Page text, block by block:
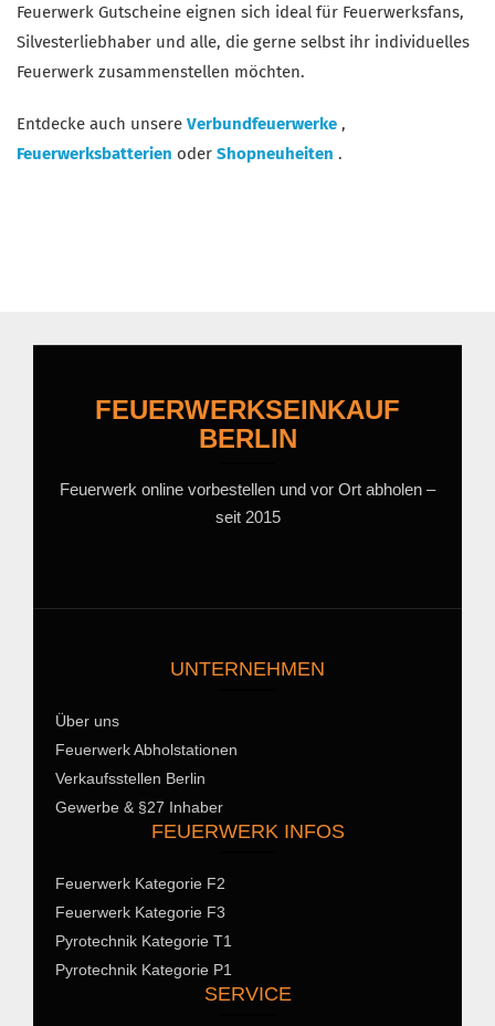
Feuerwerk Gutscheine eignen sich ideal für Feuerwerksfans,
Silvesterliebhaber und alle, die gerne selbst ihr individuelles
Feuerwerk zusammenstellen möchten.
Entdecke auch unsere Verbundfeuerwerke ,
Feuerwerksbatterien oder Shopneuheiten .
FEUERWERKSEINKAUF
BERLIN
Feuerwerk online vorbestellen und vor Ort abholen –
seit 2015
UNTERNEHMEN
Über uns
Feuerwerk Abholstationen
Verkaufsstellen Berlin
Gewerbe & §27 Inhaber
FEUERWERK INFOS
Feuerwerk Kategorie F2
Feuerwerk Kategorie F3
Pyrotechnik Kategorie T1
Pyrotechnik Kategorie P1
SERVICE